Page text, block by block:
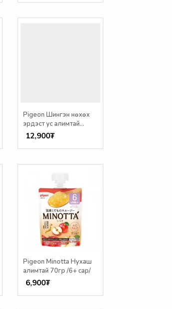
Pigeon Шингэн нөхөх
эрдэст ус алимтай
125мл*3ш /6+сар/
12,900₮
Pigeon Minotta Нухаш
алимтай 70гр /6+ сар/
6,900₮